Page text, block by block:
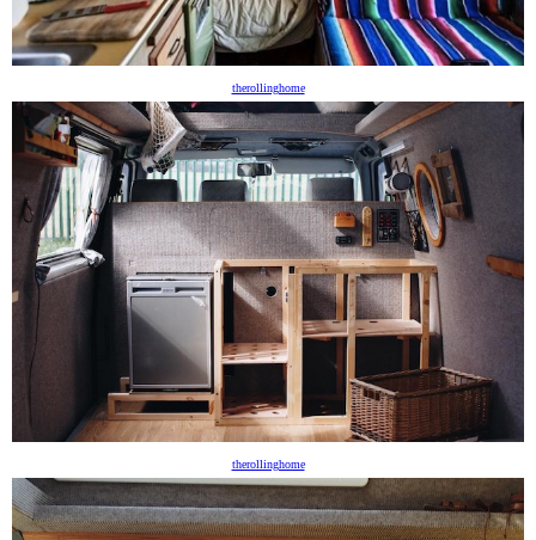
therollinghome
therollinghome